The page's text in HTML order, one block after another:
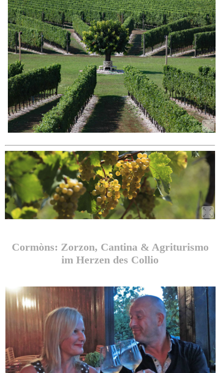
Cormòns: Zorzon, Cantina & Agriturismo
im Herzen des Collio